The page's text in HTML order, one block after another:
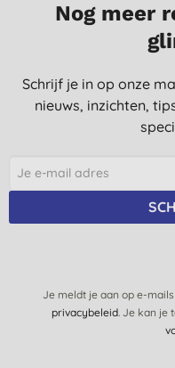
Nog meer
Schrijf je in op onze
nieuws, inzichten,
Je meldt je aan op e-
privacybeleid. Je kan je